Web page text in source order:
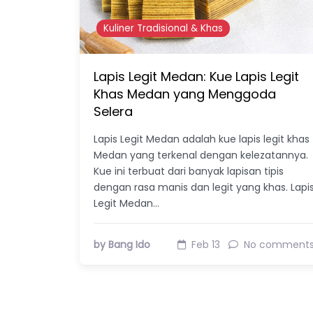
Kuliner Tradisional & Khas
Lapis Legit Medan: Kue Lapis Legit
Khas Medan yang Menggoda
Selera
Lapis Legit Medan adalah kue lapis legit khas
Medan yang terkenal dengan kelezatannya.
Kue ini terbuat dari banyak lapisan tipis
dengan rasa manis dan legit yang khas.
Legit Medan…
by Bang Ido Feb 13 No